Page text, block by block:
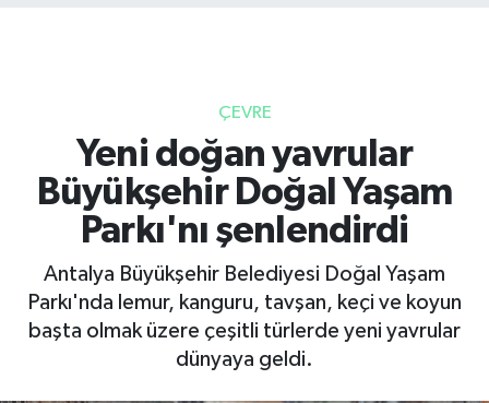
ÇEVRE
Yeni doğan yavrular
Büyükşehir Doğal Yaşam
Parkı'nı şenlendirdi
Antalya Büyükşehir Belediyesi Doğal Yaşam
Parkı'nda lemur, kanguru, tavşan, keçi ve koyun
başta olmak üzere çeşitli türlerde yeni yavrular
dünyaya geldi.
Diğer
Dünya
Gizlilik İlkeleri - Privacy Policy
Haber Arşivi